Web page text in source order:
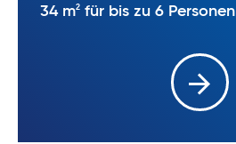
34 m2 für bis zu 6 Personen